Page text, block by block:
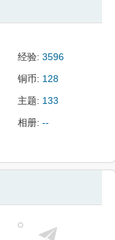
经验: 3596
铜币: 128
主题: 133
相册: --